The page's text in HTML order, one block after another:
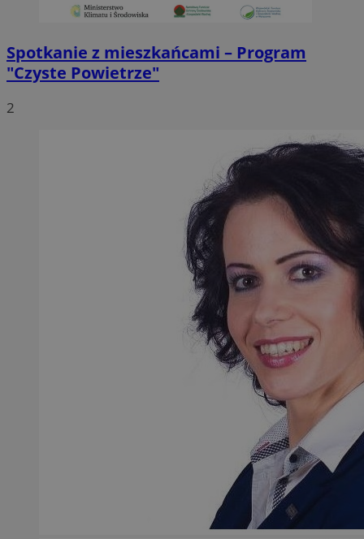
Spotkanie z mieszkańcami – Program
"Czyste Powietrze"
2